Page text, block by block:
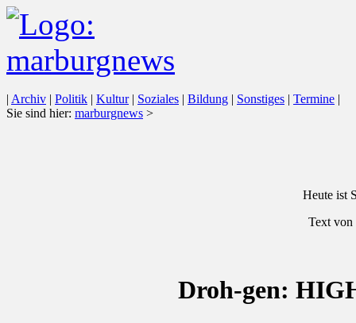
| Archiv | Politik | Kultur| Soziales | Bildung | Sonstiges | Termine |
Sie sind hier: marburgnews >
Heute ist
Text von
Droh-gen: